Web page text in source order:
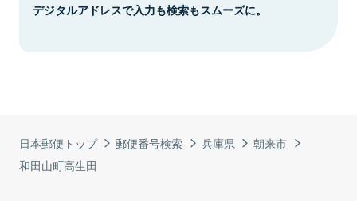
日本郵便トップ 郵便番号検索 兵庫県
朝来市
和田山町高生田
デジタルアドレスで入力も検索もスムーズに。